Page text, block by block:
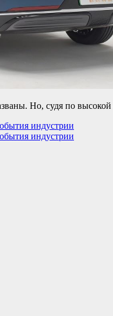
Но, судя по
индустрии
индустрии